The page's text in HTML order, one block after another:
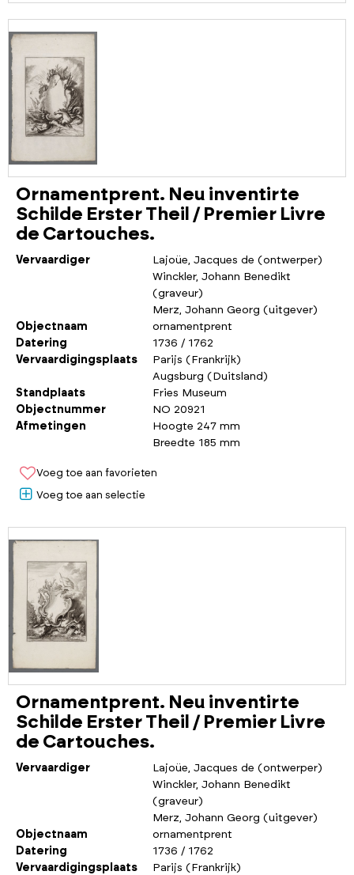
Ornamentprent. Neu inventirte
Schilde Erster Theil / Premier Livre
de Cartouches.
Vervaardiger
Lajoüe, Jacques de (ontwerper)
Winckler, Johann Benedikt
(graveur)
Merz, Johann Georg (uitgever)
Objectnaam
ornamentprent
Datering
1736 / 1762
Vervaardigingsplaats
Parijs (Frankrijk)
Augsburg (Duitsland)
Standplaats
Fries Museum
Objectnummer
NO 20921
Afmetingen
Hoogte 247 mm
Breedte 185 mm
Voeg toe aan favorieten
Voeg toe aan selectie
Ornamentprent. Neu inventirte
Schilde Erster Theil / Premier Livre
de Cartouches.
Vervaardiger
Lajoüe, Jacques de (ontwerper)
Winckler, Johann Benedikt
(graveur)
Merz, Johann Georg (uitgever)
Objectnaam
ornamentprent
Datering
1736 / 1762
Vervaardigingsplaats
Parijs (Frankrijk)